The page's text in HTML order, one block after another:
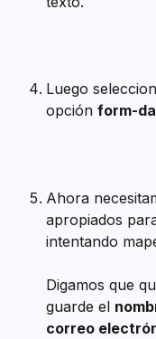
Luego
opción form-
Ahora
apropiados
intentando
Digamos que
guarde el
correo